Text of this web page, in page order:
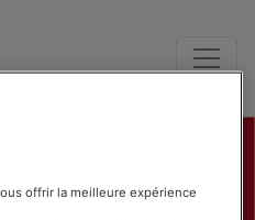
offrir la meilleure expérience